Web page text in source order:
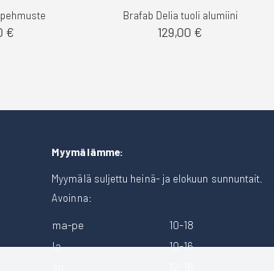
€
Brafab Delia tuoli alumiini
129,00 €
Myymälämme:
Myymälä suljettu heinä- ja elokuun sunnuntait.
Avoinna:
ma-pe
10-18
la
10-16